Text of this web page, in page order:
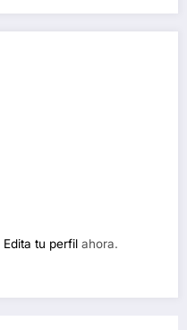
Edita tu perfil ahora.